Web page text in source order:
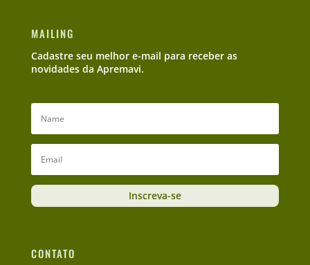
MAILING
Cadastre seu melhor e-mail para receber as
novidades da Apremavi.
Inscreva-se
CONTATO